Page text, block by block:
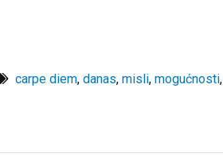
carpe diem, danas, misli, mogućnosti,